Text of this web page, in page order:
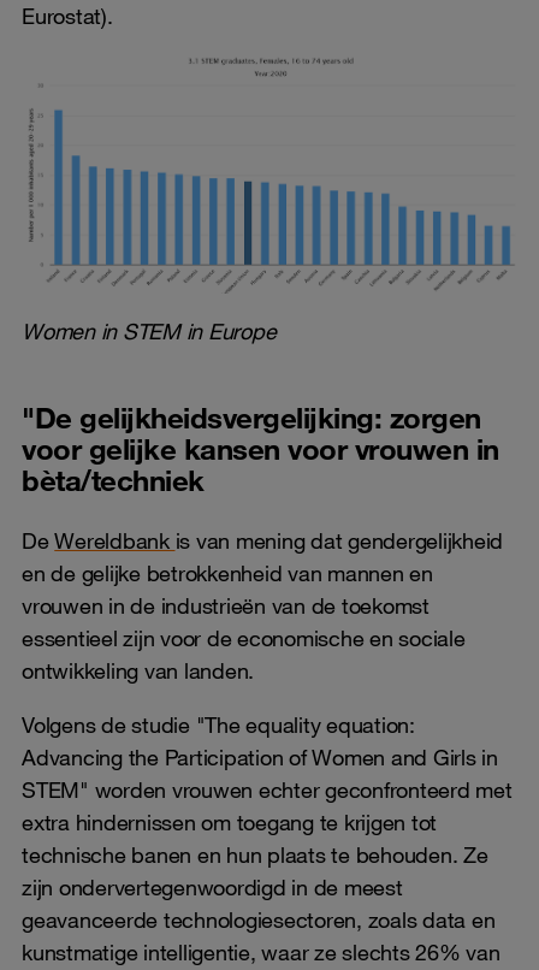
Eurostat).
Women in STEM in Europe
"De gelijkheidsvergelijking: zorgen
voor gelijke kansen voor vrouwen in
bèta/techniek
DeWereldbank is van mening dat gendergelijkheid
en de gelijke betrokkenheid van mannen en
vrouwen in de industrieën van de toekomst
essentieel zijn voor de economische en sociale
ontwikkeling van landen.
Volgens de studie "The equality equation:
Advancing the Participation of Women and Girls in
STEM" worden vrouwen echter geconfronteerd met
extra hindernissen om toegang te krijgen tot
technische banen en hun plaats te behouden. Ze
zijn ondervertegenwoordigd in de meest
geavanceerde technologiesectoren, zoals data en
kunstmatige intelligentie, waar ze slechts 26% van